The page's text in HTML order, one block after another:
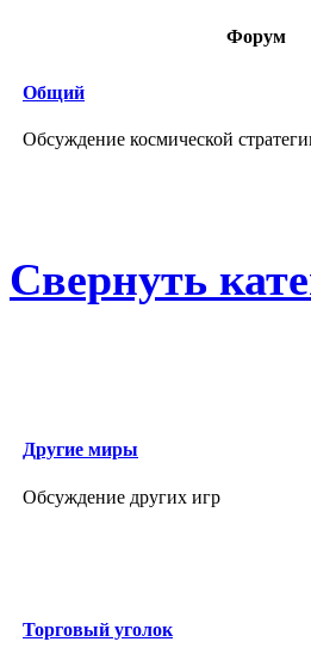
Форум
Общий
Обсуждение космической
Свернуть
Другие миры
Обсуждение других игр
Торговый уголок